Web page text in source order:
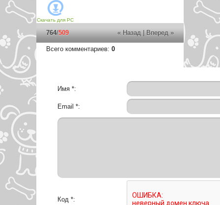
Скачать для PC
« Назад|Вперед »
764/509
Всего комментариев: 0
Имя *:
Email *:
Код *: